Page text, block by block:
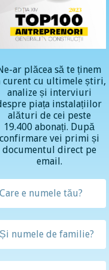
ar plăcea să te ținem
curent cu ultimele știri,
analize și interviuri
piața instalațiilor
alături de cei peste
19.400 abonați. După
vei primi și
documentul direct pe
email.